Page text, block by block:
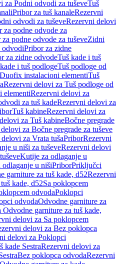
za Podni odvodi za tuševeTuš
Pribor za tuš kanaleRezervni
odvodi za tuševeRezervni delovi
za podne odvode za
podne odvode za tuševeZidni
odvodiPribor za zidne
za zidne odvodeTuš kade i tuš
i tuš podlogeTuš podloge od
instalacioni elementiTuš
Rezervni delovi za Tuš podloge od
elementiRezervni delovi za
za tuš kadeRezervni delovi za
Tuš kabineRezervni delovi za
za Tuš kabineBočne pregrade
za Bočne pregrade za tuševe
za Vrata tušaPriborRezervni
u niši za tuševeRezervni delovi
Kutije za odlaganje u
u nišiPriborPriključci
garniture za tuš kade, d52Rezervni
kade, d52Sa poklopcem
odvodaPoklopci
odvodaOdvodne garniture za
garniture za tuš kade,
delovi za Sa poklopcem
delovi za Bez poklopca
delovi za Poklopci
kade SestraRezervni delovi za
Bez poklopca odvodaRezervni